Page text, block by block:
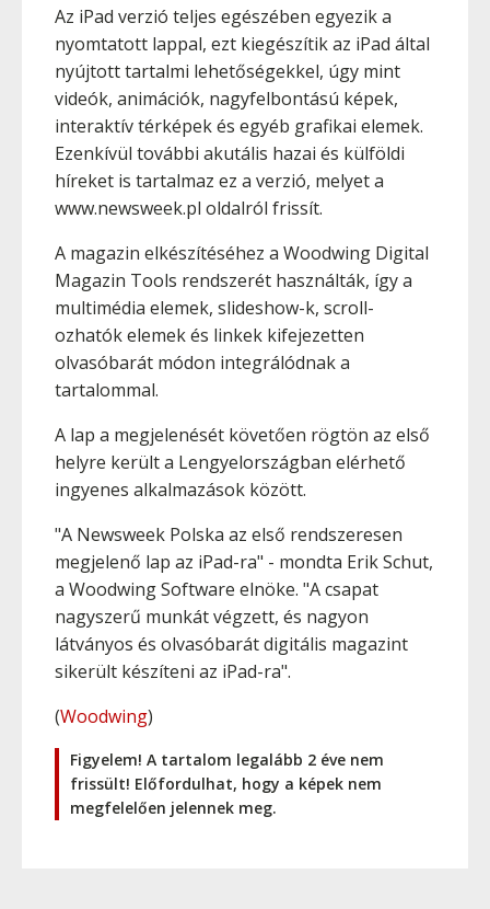
Az iPad verzió teljes egészében egyezik a
nyomtatott lappal, ezt kiegészítik az iPad által
nyújtott tartalmi lehetőségekkel, úgy mint
videók, animációk, nagyfelbontású képek,
interaktív térképek és egyéb grafikai elemek.
Ezenkívül további akutális hazai és külföldi
híreket is tartalmaz ez a verzió, melyet a
www.newsweek.pl oldalról frissít.
A magazin elkészítéséhez a Woodwing Digital
Magazin Tools rendszerét használták, így a
multimédia elemek, slideshow-k, scroll-
ozhatók elemek és linkek kifejezetten
olvasóbarát módon integrálódnak a
tartalommal.
A lap a megjelenését követően rögtön az első
helyre került a Lengyelországban elérhető
ingyenes alkalmazások között.
"A Newsweek Polska az első rendszeresen
megjelenő lap az iPad-ra" - mondta Erik Schut,
a Woodwing Software elnöke. "A csapat
nagyszerű munkát végzett, és nagyon
látványos és olvasóbarát digitális magazint
sikerült készíteni az iPad-ra".
(Woodwing)
Figyelem! A tartalom legalább 2 éve nem
frissült! Előfordulhat, hogy a képek nem
megfelelően jelennek meg.